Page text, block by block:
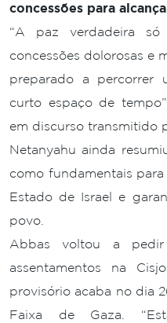
concessões para
“A paz verdadeira
concessões dolorosas e
preparado a percorrer
curto espaço de
em discurso transmitido
Netanyahu ainda
como fundamentais
Estado de Israel e
povo.
Abbas voltou a
assentamentos na
provisório acaba no dia
Faixa de Gaza.